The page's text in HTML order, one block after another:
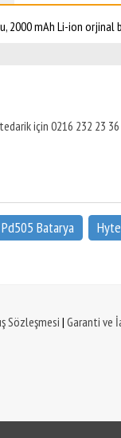
2000 mAh Li-ion orjinal
için 0216 232 23 36
Batarya
Sözleşmesi| Garanti ve